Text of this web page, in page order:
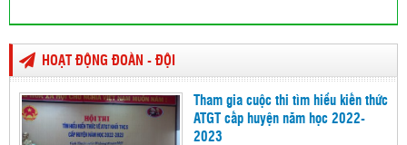
HOẠT ĐỘNG ĐOÀN - ĐỘI
Tham gia cuộc thi tìm hiểu kiến thức
ATGT cấp huyện năm học 2022-
2023